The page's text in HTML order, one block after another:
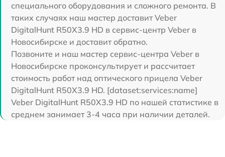
специального оборудования и сложного ремонта. В
таких случаях наш мастер доставит Veber
DigitalHunt R50X3.9 HD в сервис-центр Veber в
Новосибирске и доставит обратно.
Позвоните и наш мастер сервис-центра Veber в
Новосибирске проконсультирует и рассчитает
стоимость работ над оптического прицела Veber
DigitalHunt R50X3.9 HD. [dataset:services:name]
Veber DigitalHunt R50X3.9 HD по нашей статистике в
среднем занимает 3-4 часа при наличии деталей.